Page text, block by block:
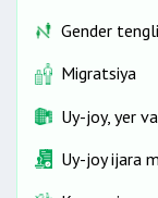
Gender
Migratsiya
Uy-joy, yer
Uy-joy ijara